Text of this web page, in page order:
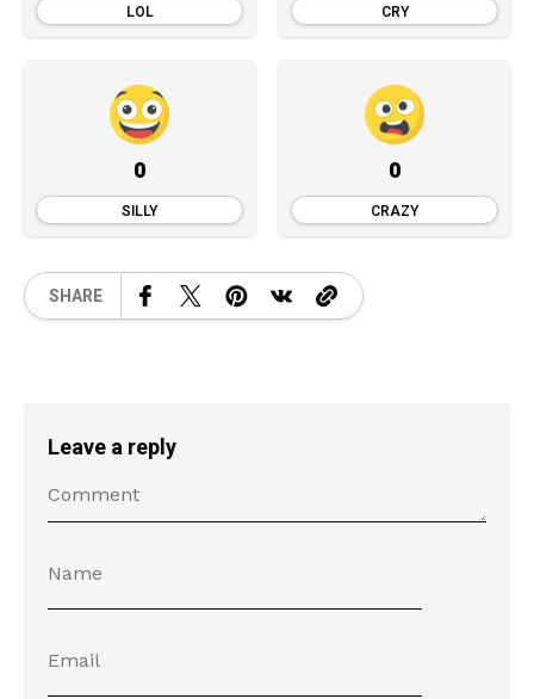
LOL CRY
0
SILLY
0
CRAZY
SHARE
Leave a reply